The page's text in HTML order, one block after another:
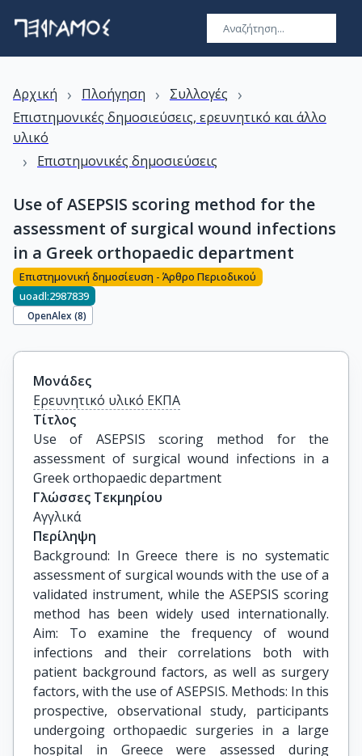
Αρχική › Πλοήγηση › Συλλογές ›
Επιστημονικές δημοσιεύσεις, ερευνητικό και άλλο
υλικό
› Επιστημονικές δημοσιεύσεις
Use of ASEPSIS scoring method for the
assessment of surgical wound infections
in a Greek orthopaedic department
Επιστημονική δημοσίευση - Άρθρο Περιοδικού
uoadl:2987839
OpenAlex (8)
Μονάδες
Ερευνητικό υλικό ΕΚΠΑ
Τίτλος
Use of ASEPSIS scoring method for the
assessment of surgical wound infections in a
Greek orthopaedic department
Γλώσσες Τεκμηρίου
Αγγλικά
Περίληψη
Background: In Greece there is no systematic
assessment of surgical wounds with the use of a
validated instrument, while the ASEPSIS scoring
method has been widely used internationally.
Aim: To examine the frequency of wound
infections and their correlations both with
patient background factors, as well as surgery
factors, with the use of ASEPSIS. Methods: In this
prospective, observational study, participants
undergoing orthopaedic surgeries in a large
hospital in Greece were assessed during